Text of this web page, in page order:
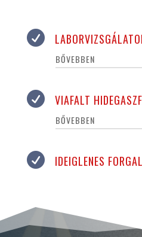

BŐVEBBEN
 VIAFALT
BŐVEBBEN
 IDEIGLENES